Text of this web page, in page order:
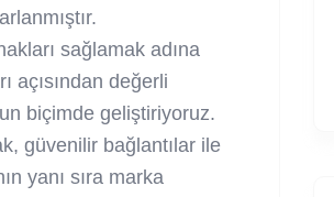
sağlamak adına
açısından değerli
biçimde geliştiriyoruz.
güvenilir bağlantılar ile
yanı sıra marka